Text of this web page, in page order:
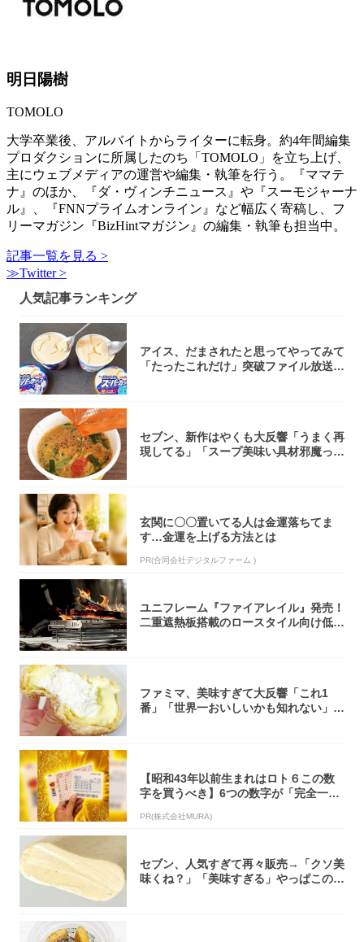
明日陽樹
TOMOLO
大学卒業後、アルバイトからライターに転身。約4年間編集
プロダクションに所属したのち「TOMOLO」を立ち上げ、
主にウェブメディアの運営や編集・執筆を行う。『ママテ
ナ』のほか、『ダ・ヴィンチニュース』や『スーモジャーナ
ル』、『FNNプライムオンライン』など幅広く寄稿し、フ
リーマガジン『BizHintマガジン』の編集・執筆も担当中。
記事一覧を見る >
≫Twitter >
人気記事ランキング
アイス、だまされたと思ってやってみて
「たったこれだけ」突破ファイル放送で
セブン、新作はやくも大反響「うまく再
現してる」「スープ美味い具材邪魔って
玄関に〇〇置いてる人は金運落ちてま
す…金運を上げる方法とは
PR(合同会社デジタルファーム )
ユニフレーム『ファイアレイル』発売！
二重遮熱板搭載のロースタイル向け低型
ファミマ、美味すぎて大反響「これ1
番」「世界一おいしいかも知れない」
【昭和43年以前生まれはロト６この数
字を買うべき】6つの数字が「完全一
PR(株式会社MURA)
セブン、人気すぎて再々販売→「クソ美
味くね？」「美味すぎる」やっぱこのク